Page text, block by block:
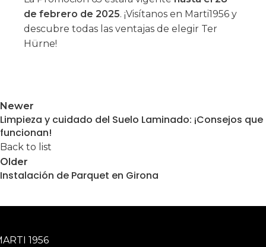
de febrero de 2025. ¡Visítanos en Marti1956 y
descubre todas las ventajas de elegir Ter
Hürne!
Newer
Limpieza y cuidado del Suelo Laminado: ¡Consejos que
funcionan!
Back to list
Older
Instalación de Parquet en Girona
1956